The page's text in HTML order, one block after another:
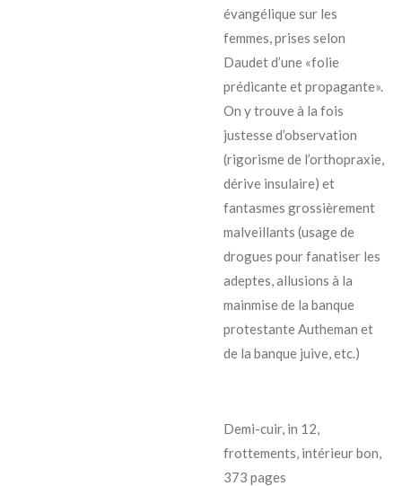
évangélique sur les
femmes, prises selon
Daudet d’une «folie
prédicante et propagante».
On y trouve à la fois
justesse d’observation
(rigorisme de l’orthopraxie,
dérive insulaire) et
fantasmes grossièrement
malveillants (usage de
drogues pour fanatiser les
adeptes, allusions à la
mainmise de la banque
protestante Autheman et
de la banque juive, etc.)
Demi-cuir, in 12,
frottements, intérieur bon,
373 pages